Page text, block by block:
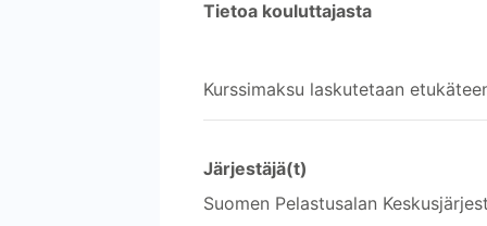
Tietoa kouluttajasta
Kurssimaksu laskutetaan
Järjestäjä(t)
Suomen Pelastusalan